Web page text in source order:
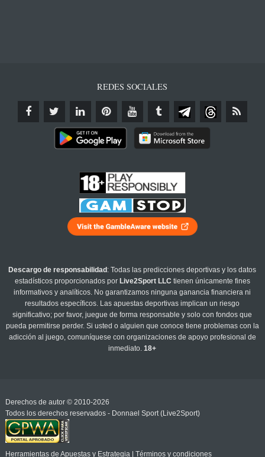
REDES SOCIALES
Descargo de responsabilidad : Todas las predicciones deportivas y los datos
estadísticos proporcionados por Live2Sport LLC tienen únicamente fines
informativos y analíticos. No garantizamos ninguna ganancia financiera ni
resultados específicos. Las apuestas deportivas implican un riesgo
significativo; por favor, juegue de forma responsable y solo con fondos que
pueda permitirse perder. Si usted o alguien que conoce tiene problemas con la
adicción al juego, comuníquese con organizaciones de apoyo profesional de
inmediato.18+
Derechos de autor © 2010-2026
Todos los derechos reservados - Donnael Sport (Live2Sport)
Herramientas de Apuestas y Estrategia| Términos y condiciones